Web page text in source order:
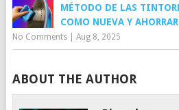
MÉTODO DE LAS
COMO NUEVA Y
No Comments| Aug 8, 2025
ABOUT THE AUTHOR